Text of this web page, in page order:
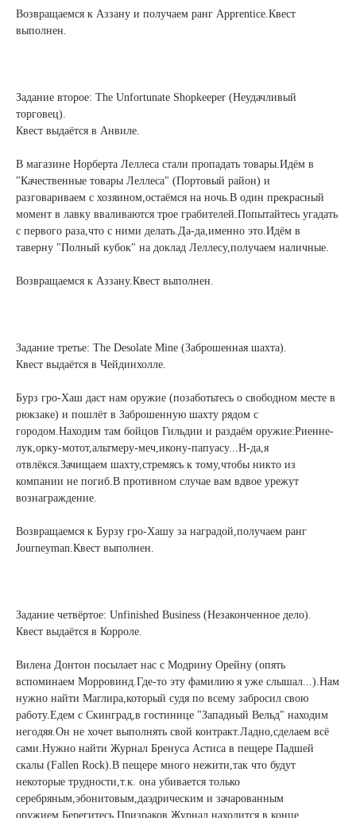
Возвращаемся к Аззану и получаем ранг Apprentice.Квест
выполнен.
Задание второе: The Unfortunate Shopkeeper (Неудачливый
торговец).
Квест выдаётся в Анвиле.
В магазине Норберта Леллеса стали пропадать товары.Идём в
"Качественные товары Леллеса" (Портовый район) и
разговариваем с хозяином,остаёмся на ночь.В один прекрасный
момент в лавку вваливаются трое грабителей.Попытайтесь угадать
с первого раза,что с ними делать.Да-да,именно это.Идём в
таверну "Полный кубок" на доклад Леллесу,получаем наличные.
Возвращаемся к Аззану.Квест выполнен.
Задание третье: The Desolate Mine (Заброшенная шахта).
Квест выдаётся в Чейдинхолле.
Бурз гро-Хаш даст нам оружие (позаботьтесь о свободном месте в
рюкзаке) и пошлёт в Заброшенную шахту рядом с
городом.Находим там бойцов Гильдии и раздаём оружие:Риенне-
лук,орку-мотот,альтмеру-меч,икону-папуасу...Н-да,я
отвлёкся.Зачищаем шахту,стремясь к тому,чтобы никто из
компании не погиб.В противном случае вам вдвое урежут
вознаграждение.
Возвращаемся к Бурзу гро-Хашу за наградой,получаем ранг
Journeyman.Квест выполнен.
Задание четвёртое: Unfinished Business (Незаконченное дело).
Квест выдаётся в Корроле.
Вилена Донтон посылает нас с Модрину Орейну (опять
вспоминаем Морровинд.Где-то эту фамилию я уже слышал...).Нам
нужно найти Маглира,который судя по всему забросил свою
работу.Едем с Скинград,в гостинице "Западный Вельд" находим
негодяя.Он не хочет выполнять свой контракт.Ладно,сделаем всё
сами.Нужно найти Журнал Бренуса Астиса в пещере Падшей
скалы (Fallen Rock).В пещере много нежити,так что будут
некоторые трудности,т.к. она убивается только
серебряным,эбонитовым,даэдрическим и зачарованным
оружием.Берегитесь Призраков.Журнал находится в конце